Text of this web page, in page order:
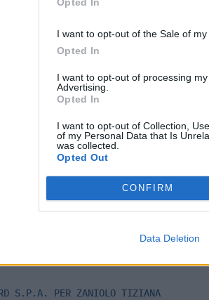
I want to opt-out of the Sale of my
Opted In
I want to opt-out of processing
Advertising.
Opted In
I want to opt-out of Collection,
of my Personal Data that Is
was collected.
Opted Out
CONFIRM
Data Deletion
2011-05-18
Contratti Pubblici(Open Data, licenza CC BY-
europei
di 3 progetti finanziati con fondi
euro (cicli di programmazione 2007-
PER QUEY FRANCO
S.P.A. PER ZANIOLO TIZIANA